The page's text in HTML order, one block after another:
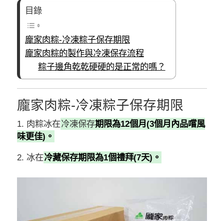
目錄
龐家肉粽-冷凍粽子保存期限
龐家肉粽的製作與冷凍保存流程
粽子邊角乾乾硬硬的是正常的嗎？
龐家肉粽-冷凍粽子保存期限
1. 肉粽冰在冷凍保存期限為12個月(3個月內品嚐風
味更佳)。
2. 冰在冷藏保存期限為1個禮拜(7天)。